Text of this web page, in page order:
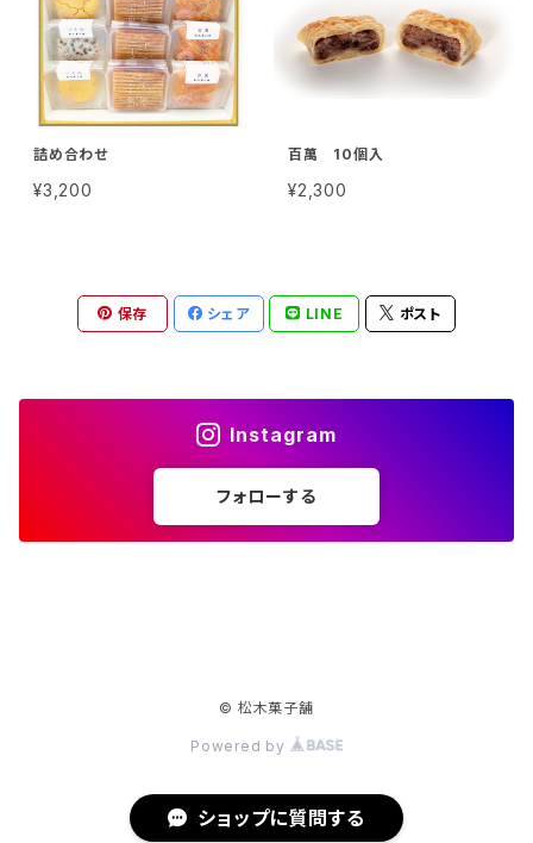
詰め合わせ
¥3,200
百萬 10個入
¥2,300
保存 シェア LINE ポスト
Instagram
フォローする
© 松木菓子舗
Powered by
ショップに質問する